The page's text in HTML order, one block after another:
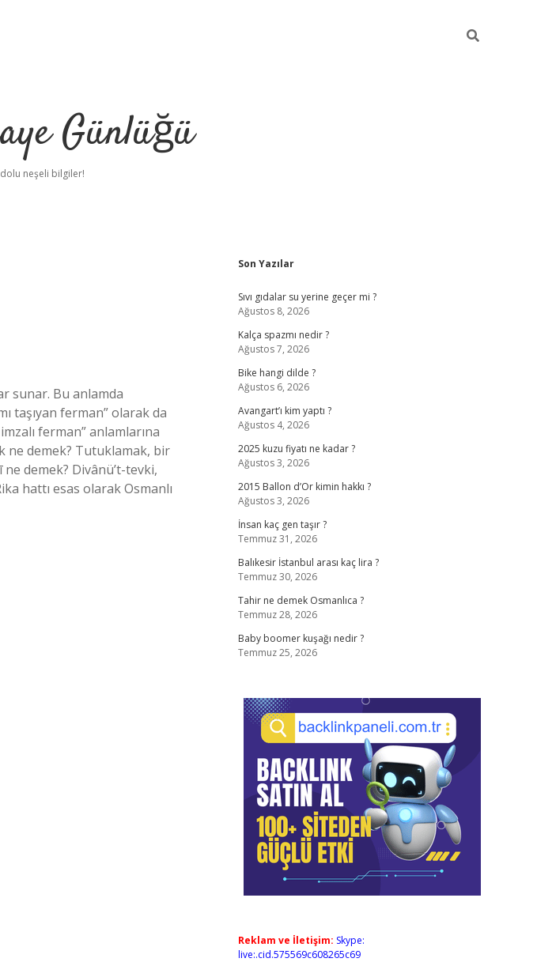
Günlüğü
neşeli bilgiler!
sunar. Bu anlamda
taşıyan ferman” olarak da
ferman” anlamlarına
ne demek? Tutuklamak, bir
demek? Divânü’t-tevki,
hattı esas olarak Osmanlı
Sidebar
Son Yazılar
Sıvı gıdalar su yerine geçer mi ?
Ağustos 8, 2026
Kalça spazmı nedir ?
Ağustos 7, 2026
Bike hangi dilde ?
Ağustos 6, 2026
Avangart’ı kim yaptı ?
Ağustos 4, 2026
2025 kuzu fiyatı ne kadar ?
Ağustos 3, 2026
2015 Ballon d’Or kimin hakkı ?
Ağustos 3, 2026
İnsan kaç gen taşır ?
Temmuz 31, 2026
Balıkesir İstanbul arası kaç lira ?
Temmuz 30, 2026
Tahir ne demek Osmanlıca ?
Temmuz 28, 2026
Baby boomer kuşağı nedir ?
Temmuz 25, 2026
Reklam ve İletişim: Skype:
live:.cid.575569c608265c69